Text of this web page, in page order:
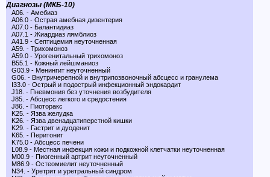
Диагнозы (МКБ-10)
A06. - Амебиаз
A06.0 - Острая амебная дизентерия
A07.0 - Балантидиаз
A07.1 - Жиардиаз лямблиоз
A41.9 - Септицемия неуточненная
A59. - Трихомоноз
A59.0 - Урогенитальный трихомоноз
B55.1 - Кожный лейшманиоз
G03.9 - Менингит неуточненный
G06. - Внутричерепной и внутрипозвоночный абсцесс и гранулема
I33.0 - Острый и подострый инфекционный эндокардит
J18. - Пневмония без уточнения возбудителя
J85. - Абсцесс легкого и средостения
J86. - Пиоторакс
K25. - Язва желудка
K26. - Язва двенадцатиперстной кишки
K29. - Гастрит и дуоденит
K65. - Перитонит
K75.0 - Абсцесс печени
L08.9 - Местная инфекция кожи и подкожной клетчатки неуточненная
M00.9 - Пиогенный артрит неуточненный
M86.9 - Остеомиелит неуточненный
N34. - Уретрит и уретральный синдром